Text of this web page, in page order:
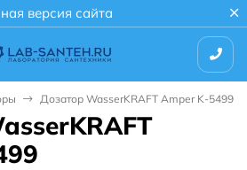
версия сайта
Дозатор WasserKRAFT Amper K-5499